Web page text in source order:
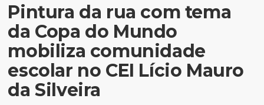
Pintura da rua com tema
da Copa do Mundo
mobiliza comunidade
escolar no CEI Lício Mauro
da Silveira